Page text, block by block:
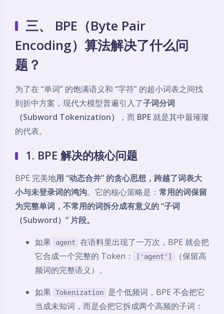
三、 BPE（Byte Pair
Encoding）算法解决了什么问
题？
为了在 “单词” 的饱满语义和 “字符” 的超小词表之间找
到折中方案，现代大模型普遍引入了子词分词
（Subword Tokenization）
，而 BPE就是其中最璀璨
的代表。
1. BPE 解决的核心问题
BPE 完美地用 “动态合并” 的贪心思想，跨越了词表大
小与未登录词的鸿沟。它的核心策略是： 常用的词保留
为完整单词，不常用的词拆分成有意义的 “子词
（Subword）” 片段。
如果
agent
在语料里出现了一万次，BPE 就会把
它合成一个完整的 Token：
['agent']
（保留高
频词的完整语义）。
如果 Tokenization
是个低频词，BPE 不会把它
当成未知词，而是会把它拆成两个高频的子词：